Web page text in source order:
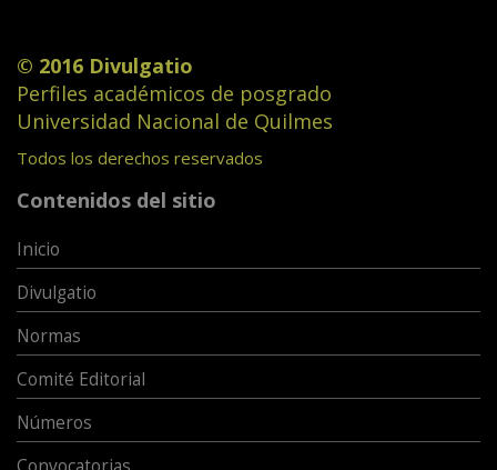
© 2016 Divulgatio
Perfiles académicos de posgrado
Universidad Nacional de Quilmes
Todos los derechos reservados
Contenidos del sitio
Inicio
Divulgatio
Normas
Comité Editorial
Números